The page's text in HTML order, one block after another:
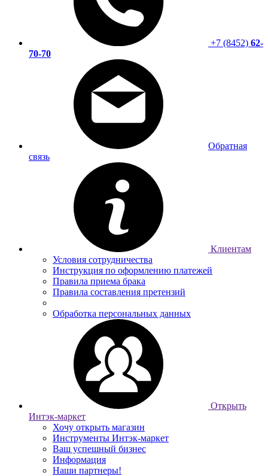
+7 (8452) 62-
70-70
Обратная
связь
Клиентам
Условия сотрудничества
Инструкция по оформлению платежей
Правила приема брака
Правила составления претензий
Обработка персональных данных
Открыть
Интэк-маркет
Хочу открыть магазин
Инструменты Интэк-маркет
Ваш успешный бизнес
Информация
Наши партнеры!